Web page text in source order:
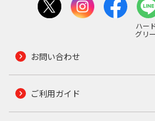
ハー
グリ
お問い合わせ
ご利用ガイド